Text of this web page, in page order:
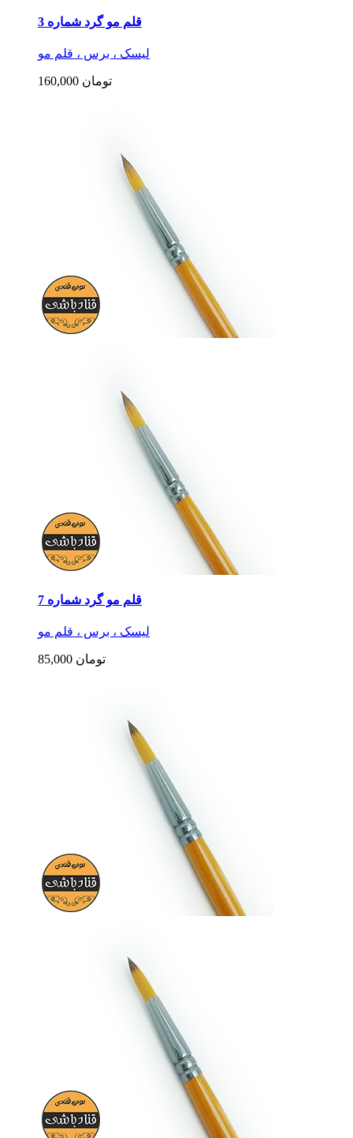
قلم مو گرد شماره 3
لیسک ، برس ، قلم مو
160,000 تومان
قلم مو گرد شماره 7
لیسک ، برس ، قلم مو
85,000 تومان